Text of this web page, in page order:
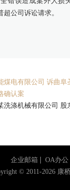
公司诉讼请求。
煤电有限公司 诉曲阜
确认案
洗涤机械有限公司 股
企业邮箱
OA办公
© 2011-2026 康